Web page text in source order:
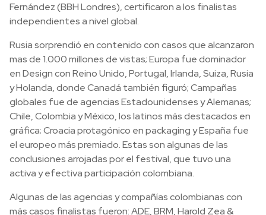
Fernández (BBH Londres), certificaron a los finalistas
independientes a nivel global.
Rusia sorprendió en contenido con casos que alcanzaron
mas de 1.000 millones de vistas; Europa fue dominador
en Design con Reino Unido, Portugal, Irlanda, Suiza, Rusia
y Holanda, donde Canadá también figuró; Campañas
globales fue de agencias Estadounidenses y Alemanas;
Chile, Colombia y México, los latinos más destacados en
gráfica; Croacia protagónico en packaging y España fue
el europeo más premiado. Estas son algunas de las
conclusiones arrojadas por el festival, que tuvo una
activa y efectiva participación colombiana.
Algunas de las agencias y compañías colombianas con
más casos finalistas fueron: ADE, BRM, Harold Zea &